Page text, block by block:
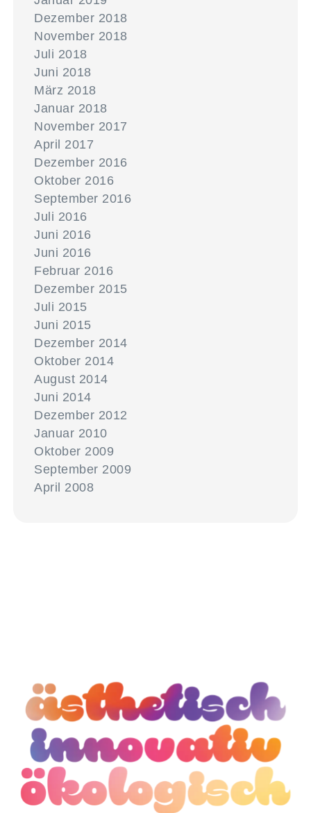
Dezember 2018
November 2018
Juli 2018
Juni 2018
März 2018
Januar 2018
November 2017
April 2017
Dezember 2016
Oktober 2016
September 2016
Juli 2016
Juni 2016
Juni 2016
Februar 2016
Dezember 2015
Juli 2015
Juni 2015
Dezember 2014
Oktober 2014
August 2014
Juni 2014
Dezember 2012
Januar 2010
Oktober 2009
September 2009
April 2008